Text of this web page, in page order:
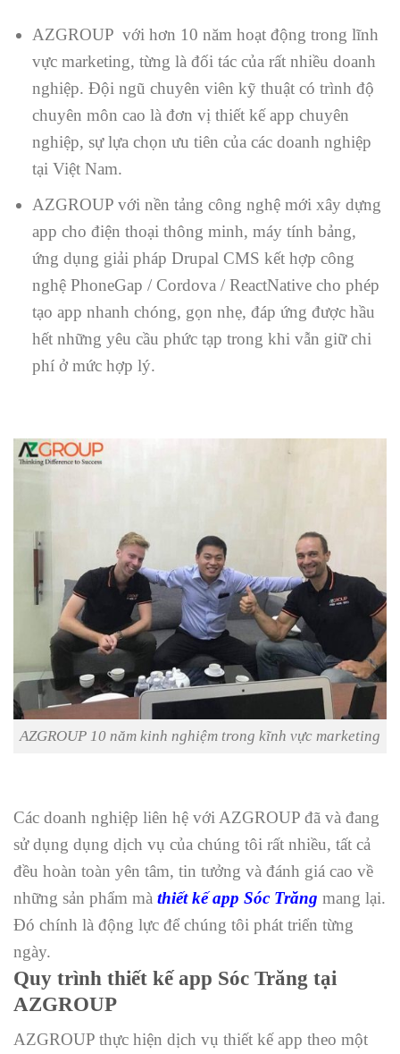
AZGROUP với hơn 10 năm hoạt động trong lĩnh
vực marketing, từng là đối tác của rất nhiều doanh
nghiệp. Đội ngũ chuyên viên kỹ thuật có trình độ
chuyên môn cao là đơn vị thiết kế app chuyên
nghiệp, sự lựa chọn ưu tiên của các doanh nghiệp
tại Việt Nam.
AZGROUP với nền tảng công nghệ mới xây dựng
app cho điện thoại thông minh, máy tính bảng,
ứng dụng giải pháp Drupal CMS kết hợp công
nghệ PhoneGap / Cordova / ReactNative cho phép
tạo app nhanh chóng, gọn nhẹ, đáp ứng được hầu
hết những yêu cầu phức tạp trong khi vẫn giữ chi
phí ở mức hợp lý.
AZGROUP 10 năm kinh nghiệm trong kĩnh vực marketing
Các doanh nghiệp liên hệ với AZGROUP đã và đang
sử dụng dụng dịch vụ của chúng tôi rất nhiều, tất cả
đều hoàn toàn yên tâm, tin tưởng và đánh giá cao về
những sản phẩm mà thiết kế app Sóc Trăng mang lại.
Đó chính là động lực để chúng tôi phát triển từng
ngày.
Quy trình thiết kế app Sóc Trăng tại
AZGROUP
AZGROUP thực hiện dịch vụ thiết kế app theo một